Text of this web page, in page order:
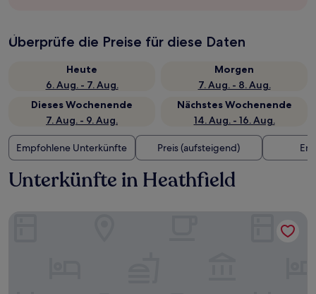
Überprüfe die Preise für diese Daten
Heute
6. Aug. - 7. Aug.
Morgen
7. Aug. - 8. Aug.
Dieses Wochenende
7. Aug. - 9. Aug.
Nächstes Wochenende
14. Aug. - 16. Aug.
Empfohlene Unterkünfte Preis (aufsteigend)
Unterkünfte in Heathfield